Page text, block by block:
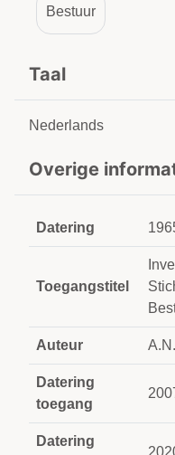
Bestuur
Taal
Nederlands
Overige
Datering
Toegangstitel
Auteur
Datering
toegang
Datering